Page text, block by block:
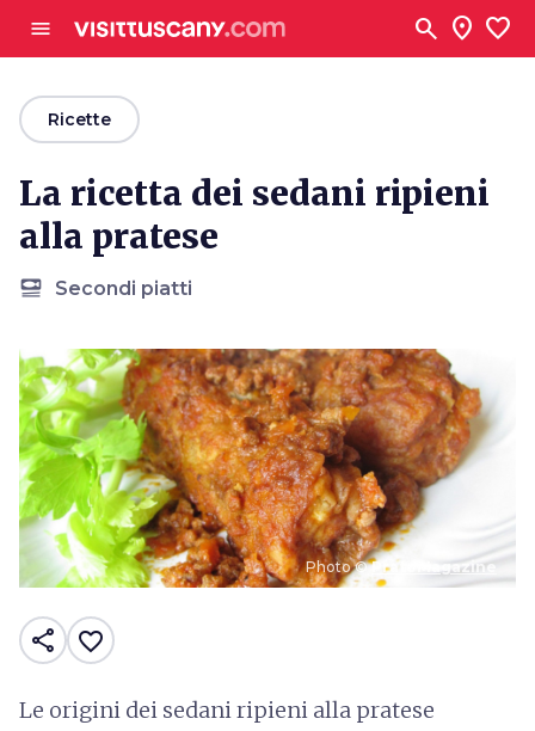
menu search location_on favorite
arrow_backRicette
La ricetta dei sedani ripieni
alla pratese
set_meal Secondi piatti
Photo © PratoMagazine
share favorite_border
Le origini dei sedani ripieni alla pratese